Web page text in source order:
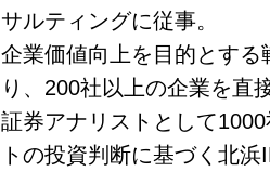
サルティングに従事。
企業価値向上を目的とす
り、200社以上の企業を直
証券アナリストとして
トの投資判断に基づく北